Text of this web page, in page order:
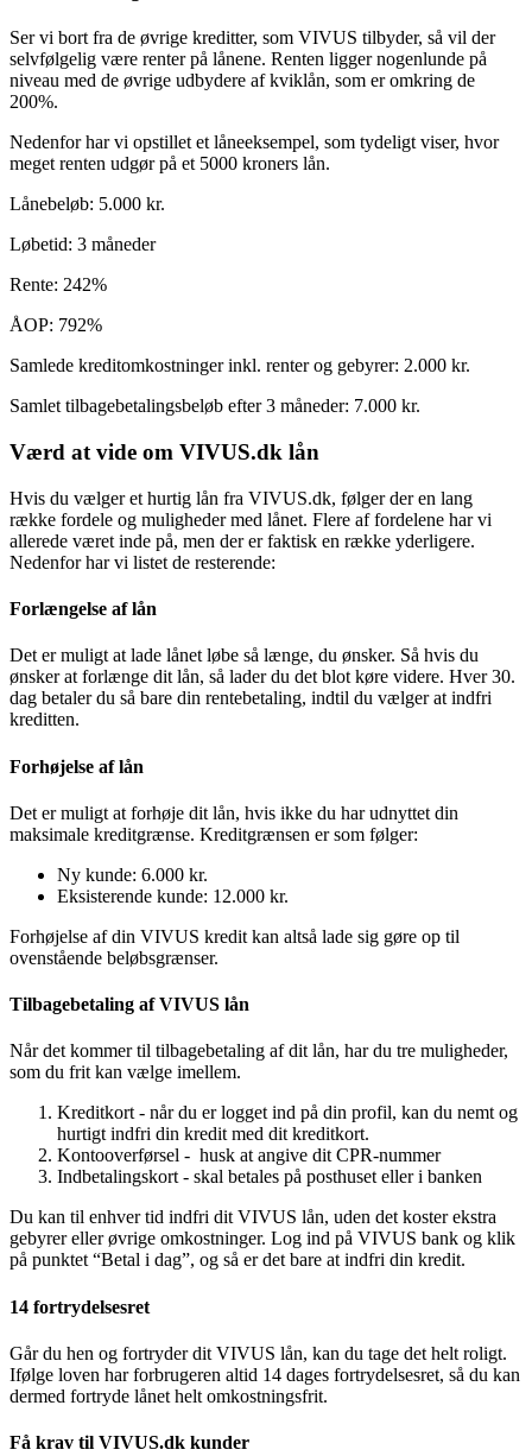
Ser vi bort fra de øvrige kreditter, som VIVUS tilbyder, så vil der
selvfølgelig være renter på lånene. Renten ligger nogenlunde på
niveau med de øvrige udbydere af kviklån, som er omkring de
200%.
Nedenfor har vi opstillet et låneeksempel, som tydeligt viser, hvor
meget renten udgør på et 5000 kroners lån.
Lånebeløb: 5.000 kr.
Løbetid: 3 måneder
Rente: 242%
ÅOP: 792%
Samlede kreditomkostninger inkl. renter og gebyrer: 2.000 kr.
Samlet tilbagebetalingsbeløb efter 3 måneder: 7.000 kr.
Værd at vide om VIVUS.dk lån
Hvis du vælger et hurtig lån fra VIVUS.dk, følger der en lang
række fordele og muligheder med lånet. Flere af fordelene har vi
allerede været inde på, men der er faktisk en række yderligere.
Nedenfor har vi listet de resterende:
Forlængelse af lån
Det er muligt at lade lånet løbe så længe, du ønsker. Så hvis du
ønsker at forlænge dit lån, så lader du det blot køre videre. Hver 30.
dag betaler du så bare din rentebetaling, indtil du vælger at indfri
kreditten.
Forhøjelse af lån
Det er muligt at forhøje dit lån, hvis ikke du har udnyttet din
maksimale kreditgrænse. Kreditgrænsen er som følger:
Ny kunde: 6.000 kr.
Eksisterende kunde: 12.000 kr.
Forhøjelse af din VIVUS kredit kan altså lade sig gøre op til
ovenstående beløbsgrænser.
Tilbagebetaling af VIVUS lån
Når det kommer til tilbagebetaling af dit lån, har du tre muligheder,
som du frit kan vælge imellem.
Kreditkort - når du er logget ind på din profil, kan du nemt og
hurtigt indfri din kredit med dit kreditkort.
Kontooverførsel - husk at angive dit CPR-nummer
Indbetalingskort - skal betales på posthuset eller i banken
Du kan til enhver tid indfri dit VIVUS lån, uden det koster ekstra
gebyrer eller øvrige omkostninger. Log ind på VIVUS bank og klik
på punktet “Betal i dag”, og så er det bare at indfri din kredit.
14 fortrydelsesret
Går du hen og fortryder dit VIVUS lån, kan du tage det helt roligt.
Ifølge loven har forbrugeren altid 14 dages fortrydelsesret, så du kan
dermed fortryde lånet helt omkostningsfrit.
Få krav til VIVUS.dk kunder